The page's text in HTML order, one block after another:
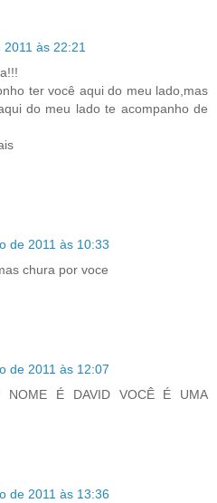
às 22:21
ter você aqui do meu lado,mas
do meu lado te acompanho de
de 2011 às 10:33
chura por voce
de 2011 às 12:07
NOME É DAVID VOCÊ É UMA
de 2011 às 13:36